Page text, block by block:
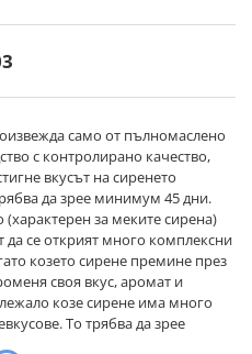
само от пълномаслено
с контролирано качество,
вкусът на сиренето
да зрее минимум 45 дни.
за меките сирена)
да се открият много комплексни
козето сирене премине през
своя вкус, аромат и
козе сирене има много
То трябва да зрее